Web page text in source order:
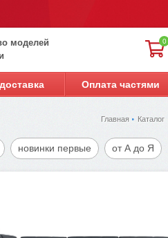
0
моделей
Оплата частями
Главная Каталог
новинки первые от А до Я